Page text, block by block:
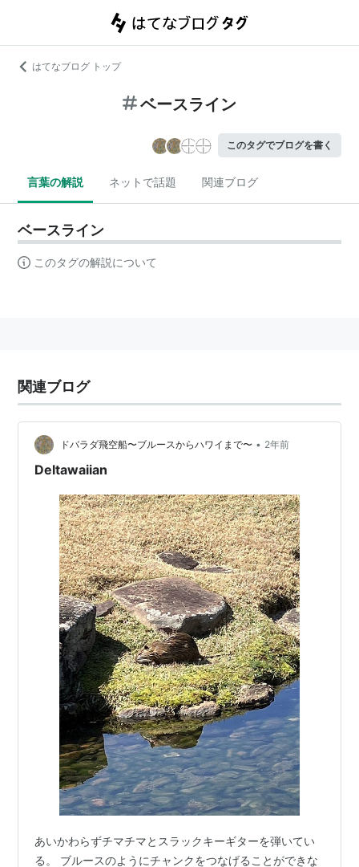
はてなブログ トップ
ベースライン
このタグでブログを書く
言葉の解説 ネットで話題 関連ブログ
ベースライン
このタグの解説について
関連ブログ
ドバラダ飛空船〜ブルースからハワイまで〜 • 2年前
Deltawaiian
あいかわらずチマチマとスラックキーギターを弾いてい
る。 ブルースのようにチャンクをつなげることができな